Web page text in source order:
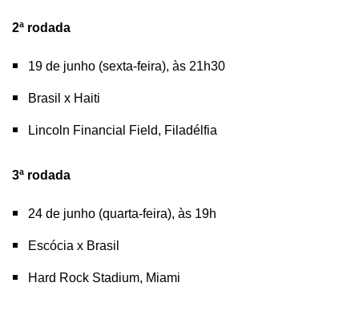
2ª rodada
19 de junho (sexta-feira), às 21h30
Brasil x Haiti
Lincoln Financial Field, Filadélfia
3ª rodada
24 de junho (quarta-feira), às 19h
Escócia x Brasil
Hard Rock Stadium, Miami